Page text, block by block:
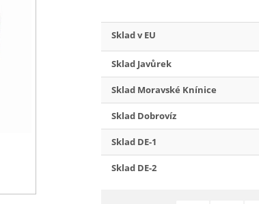
Sklad v EU
Sklad Javůrek
Sklad Moravské Knínice
Sklad Dobrovíz
Sklad DE-1
Sklad DE-2